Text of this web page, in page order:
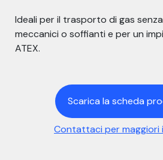
Ideali per il trasporto di gas
meccanici o soffianti e per un
ATEX.
Scarica la scheda
Contattaci per maggiori